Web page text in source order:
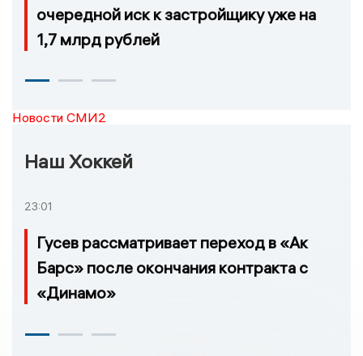
очередной иск к застройщику уже на
1,7 млрд рублей
Новости СМИ2
Наш Хоккей
23:01
Гусев рассматривает переход в «Ак
Барс» после окончания контракта с
«Динамо»